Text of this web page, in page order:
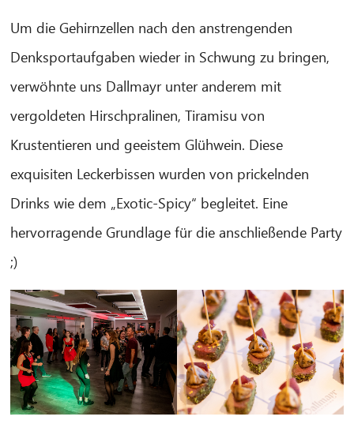
Um die Gehirnzellen nach den anstrengenden
Denksportaufgaben wieder in Schwung zu bringen,
verwöhnte uns Dallmayr unter anderem mit
vergoldeten Hirschpralinen, Tiramisu von
Krustentieren und geeistem Glühwein. Diese
exquisiten Leckerbissen wurden von prickelnden
Drinks wie dem „Exotic-Spicy“ begleitet. Eine
hervorragende Grundlage für die anschließende Party
;)